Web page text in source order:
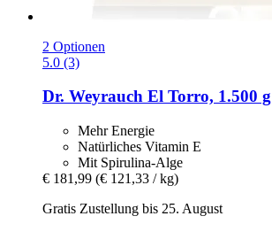
2 Optionen
5.0 (3)
Dr. Weyrauch El Torro, 1.500 g
Mehr Energie
Natürliches Vitamin E
Mit Spirulina-Alge
€ 181,99 (€ 121,33 / kg)
Gratis Zustellung bis 25. August